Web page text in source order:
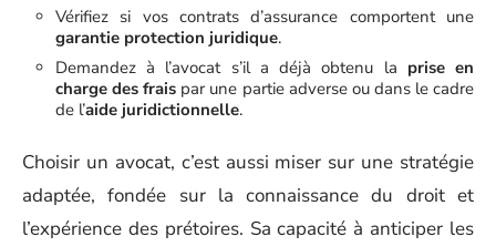
Vérifiez si vos contrats d’assurance comportent une
garantie protection juridique.
Demandez à l’avocat s’il a déjà obtenu la prise en
charge des frais par une partie adverse ou dans le cadre
de l’aide juridictionnelle.
Choisir un avocat, c’est aussi miser sur une stratégie
adaptée, fondée sur la connaissance du droit et
l’expérience des prétoires. Sa capacité à anticiper les